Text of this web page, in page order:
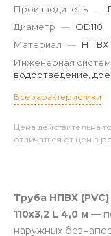
Производитель —
Диаметр — OD110
Материал — НПВХ
Инженерная
водоотведение,
Все характеристики
Цена действительна
отличаться от цен в
Труба НПВХ
110х3,2 L 4,0 м —
наружных